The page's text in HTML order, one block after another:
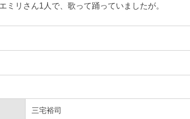
ミリさん1人で、歌って踊っていましたが。
三宅裕司